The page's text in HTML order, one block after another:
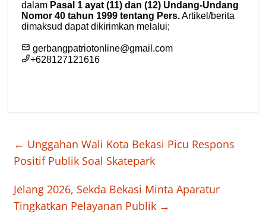
← Unggahan Wali Kota Bekasi Picu Respons
Positif Publik Soal Skatepark
Jelang 2026, Sekda Bekasi Minta Aparatur
Tingkatkan Pelayanan Publik →